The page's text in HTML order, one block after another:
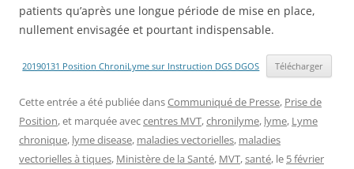
patients qu’après une longue période de mise en place,
nullement envisagée et pourtant indispensable.
20190131 Position ChroniLyme sur Instruction DGS DGOS Télécharger
Cette entrée a été publiée dansCommuniqué de Presse, Prise de
Position, et marquée aveccentres MVT,chronilyme, lyme, Lyme
chronique, lyme disease, maladies vectorielles, maladies
vectorielles à tiques, Ministère de la Santé, MVT,santé, le 5 février